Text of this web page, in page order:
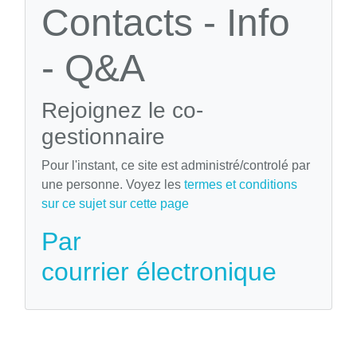
Contacts - Info
- Q&A
Rejoignez le co-
gestionnaire
Pour l'instant, ce site est administré/controlé par
une personne. Voyez les termes et conditions
sur ce sujet sur cette page
Par
courrier électronique